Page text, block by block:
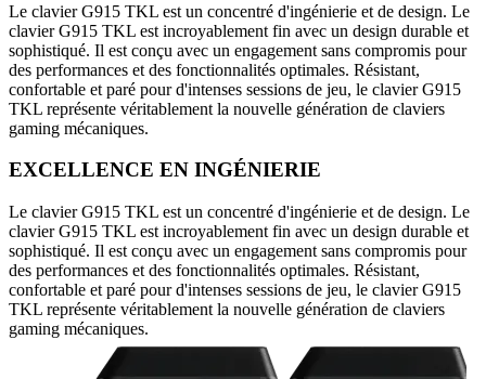
Le clavier G915 TKL est un concentré d'ingénierie et de design. Le
clavier G915 TKL est incroyablement fin avec un design durable et
sophistiqué. Il est conçu avec un engagement sans compromis pour
des performances et des fonctionnalités optimales. Résistant,
confortable et paré pour d'intenses sessions de jeu, le clavier G915
TKL représente véritablement la nouvelle génération de claviers
gaming mécaniques.
EXCELLENCE EN INGÉNIERIE
Le clavier G915 TKL est un concentré d'ingénierie et de design. Le
clavier G915 TKL est incroyablement fin avec un design durable et
sophistiqué. Il est conçu avec un engagement sans compromis pour
des performances et des fonctionnalités optimales. Résistant,
confortable et paré pour d'intenses sessions de jeu, le clavier G915
TKL représente véritablement la nouvelle génération de claviers
gaming mécaniques.